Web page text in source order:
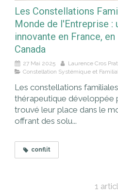
Les Constellations
Monde de l'Entreprise :
innovante en France,
Canada
27 Mai 2025
Laurence Cros
Constellation Systémique et
Les constellations
thérapeutique développée
trouvé leur place dans le
offrant des solu...
conflit
1